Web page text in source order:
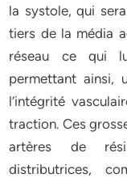
la systole, qui
tiers de la média
réseau ce qui
permettant ainsi,
l’intégrité
traction. Ces
artères de
distributrices,